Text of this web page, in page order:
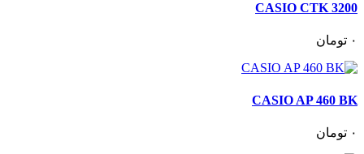
CASIO CTK 3200
٠ تومان
CASIO AP 460 BK
٠ تومان